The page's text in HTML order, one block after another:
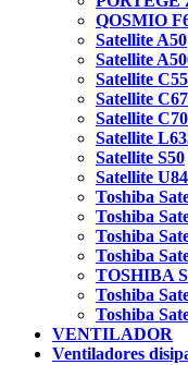
QOSMIO
Satellite A50
Satellite
Satellite
Satellite
Satellite C70
Satellite
Satellite S50
Satellite
Toshiba
Toshiba
Toshiba
Toshiba
TOSHIBA
Toshiba
Toshiba
VENTILADOR
Ventiladores